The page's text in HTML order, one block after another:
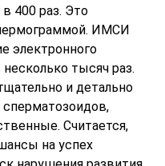
400 раз. Это
ИМСИ
электронного
тысяч раз.
и детально
сперматозоидов,
Считается,
на успех